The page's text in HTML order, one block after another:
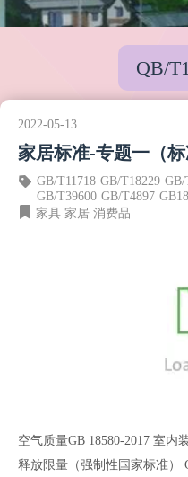
QB/
2022-05-13
家居标准-专题一（标
GB/T11718 GB/T18229 GB/
GB/T39600 GB/T4897
家具 家居 消费品
空气质量GB 18580-2017 室内装饰装修材料 人造板及其制品中甲醛
释放限量（强制性国家标准） GB/T 18883-2002 室内空气质量标准